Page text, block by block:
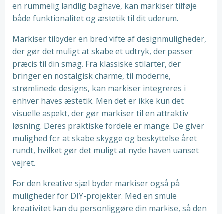
en rummelig landlig baghave, kan markiser tilføje
både funktionalitet og æstetik til dit uderum.
Markiser tilbyder en bred vifte af designmuligheder,
der gør det muligt at skabe et udtryk, der passer
præcis til din smag. Fra klassiske stilarter, der
bringer en nostalgisk charme, til moderne,
strømlinede designs, kan markiser integreres i
enhver haves æstetik. Men det er ikke kun det
visuelle aspekt, der gør markiser til en attraktiv
løsning. Deres praktiske fordele er mange. De giver
mulighed for at skabe skygge og beskyttelse året
rundt, hvilket gør det muligt at nyde haven uanset
vejret.
For den kreative sjæl byder markiser også på
muligheder for DIY-projekter. Med en smule
kreativitet kan du personliggøre din markise, så den